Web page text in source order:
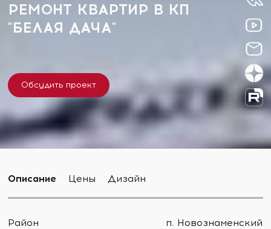
РЕМОНТ КВАРТИР В КП
"БЕЛАЯ ДАЧА"
Обсудить проект
Описание Цены Дизайн
Район п. Новознаменский